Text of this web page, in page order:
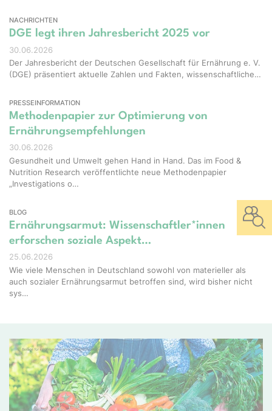
NACHRICHTEN
DGE legt ihren Jahresbericht 2025 vor
30.06.2026
Der Jahresbericht der Deutschen Gesellschaft für Ernährung e. V.
(DGE) präsentiert aktuelle Zahlen und Fakten, wissenschaftliche…
PRESSEINFORMATION
Methodenpapier zur Optimierung von
Ernährungsempfehlungen
30.06.2026
Gesundheit und Umwelt gehen Hand in Hand. Das im Food &
Nutrition Research veröffentlichte neue Methodenpapier
„Investigations o…
BLOG
Ernährungsarmut: Wissenschaftler*innen
erforschen soziale Aspekt…
25.06.2026
Wie viele Menschen in Deutschland sowohl von materieller als
auch sozialer Ernährungsarmut betroffen sind, wird bisher nicht
sys…